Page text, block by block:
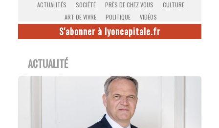
ACTUALITÉS SOCIÉTÉ PRÈS DE CHEZ VOUS
CULTURE
ART DE VIVRE
POLITIQUE VIDÉOS
S'abonner à lyoncapitale.fr
ACTUALITÉ